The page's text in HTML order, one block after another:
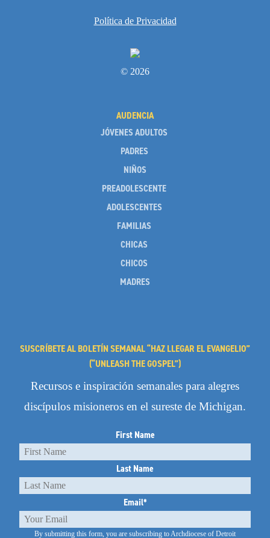
Más Recursos para las Familias
Política de Privacidad
© 2026
AUDENCIA
JÓVENES ADULTOS
PADRES
NIÑOS
PREADOLESCENTE
ADOLESCENTES
FAMILIAS
CHICAS
CHICOS
MADRES
SUSCRÍBETE AL BOLETÍN SEMANAL “HAZ LLEGAR EL EVANGELIO”
(“UNLEASH THE GOSPEL”)
Recursos e inspiración semanales para alegres
discípulos misioneros en el sureste de Michigan.
First Name
Last Name
Email*
By submitting this form, you are subscribing to Archdiocese of Detroit